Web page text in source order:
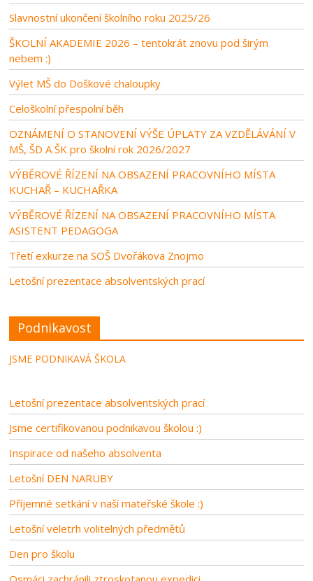
Slavnostní ukončení školního roku 2025/26
ŠKOLNÍ AKADEMIE 2026 – tentokrát znovu pod širým
nebem :)
Výlet MŠ do Doškové chaloupky
Celoškolní přespolní běh
OZNÁMENÍ O STANOVENÍ VÝŠE ÚPLATY ZA VZDĚLÁVÁNÍ V
MŠ, ŠD A ŠK pro školní rok 2026/2027
VÝBĚROVÉ ŘÍZENÍ NA OBSAZENÍ PRACOVNÍHO MÍSTA
KUCHAŘ – KUCHAŘKA
VÝBĚROVÉ ŘÍZENÍ NA OBSAZENÍ PRACOVNÍHO MÍSTA
ASISTENT PEDAGOGA
Třetí exkurze na SOŠ Dvořákova Znojmo
Letošní prezentace absolventských prací
Podnikavost
JSME PODNIKAVÁ ŠKOLA
Letošní prezentace absolventských prací
Jsme certifikovanou podnikavou školou :)
Inspirace od našeho absolventa
Letošní DEN NARUBY
Příjemné setkání v naší mateřské škole :)
Letošní veletrh volitelných předmětů
Den pro školu